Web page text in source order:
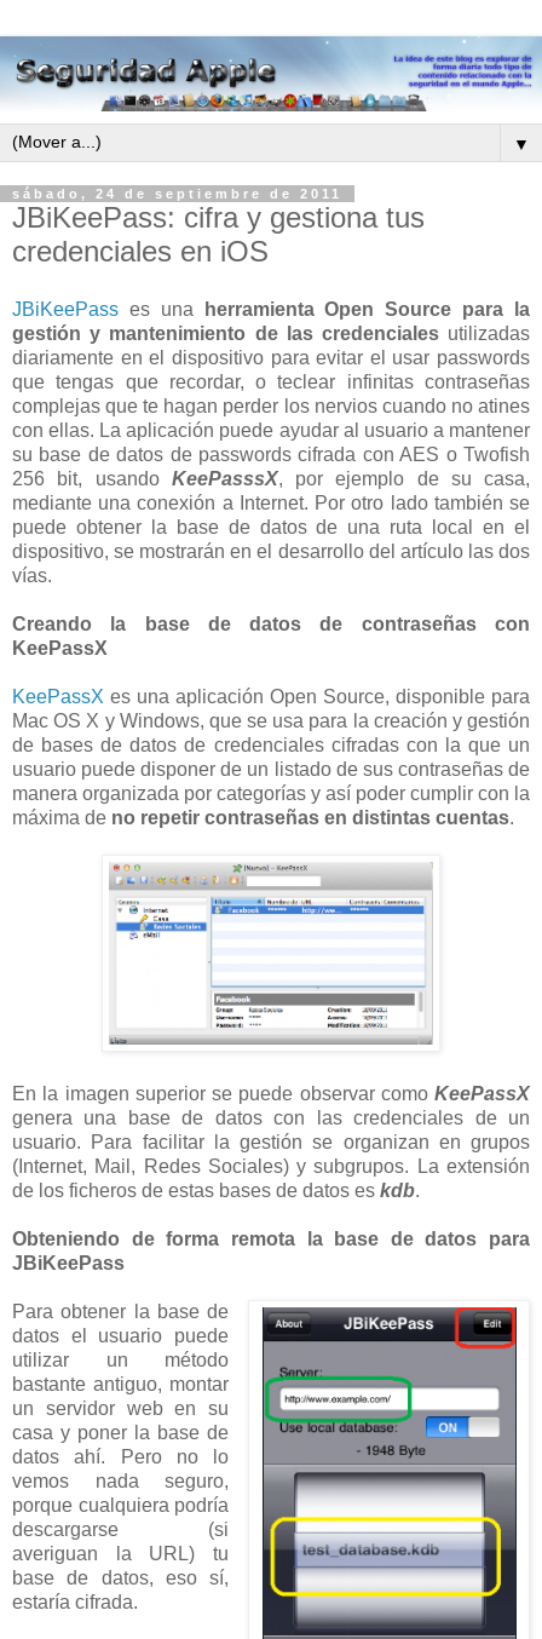
▼
sábado, 24 de septiembre de 2011
JBiKeePass: cifra y gestiona tus
credenciales en iOS
JBiKeePass es una
herramienta Open Source para la
gestión y mantenimiento de las credencialesutilizadas
diariamente en el dispositivo para evitar el usar passwords
que tengas que recordar, o teclear infinitas contraseñas
complejas que te hagan perder los nervios cuando no atines
con ellas. La aplicación puede ayudar al usuario a mantener
su base de datos de passwords cifrada con AES o Twofish
256 bit, usando KeePasssX, por ejemplo de su casa,
mediante una conexión a Internet. Por otro lado también se
puede obtener la base de datos de una ruta local en el
dispositivo, se mostrarán en el desarrollo del artículo las dos
vías.
Creando la base de datos de contraseñas con
KeePassX
KeePassX es una aplicación Open Source, disponible para
Mac OS X y Windows, que se usa para la creación y gestión
de bases de datos de credenciales cifradas con la que un
usuario puede disponer de un listado de sus contraseñas de
manera organizada por categorías y así poder cumplir con la
máxima de no repetir contraseñas en distintas cuentas.
En la imagen superior se puede observar como KeePassX
genera una base de datos con las credenciales de un
usuario. Para facilitar la gestión se organizan en grupos
(Internet, Mail, Redes Sociales) y subgrupos. La extensión
de los ficheros de estas bases de datos es kdb.
Obteniendo de forma remota la base de datos para
JBiKeePass
Para obtener la base de
datos el usuario puede
utilizar un método
bastante antiguo, montar
un servidor web en su
casa y poner la base de
datos ahí. Pero no lo
vemos nada seguro,
porque cualquiera podría
descargarse (si
averiguan la URL) tu
base de datos, eso sí,
estaría cifrada.